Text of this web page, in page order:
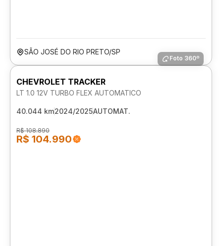
SÃO JOSÉ DO RIO PRETO/SP
Foto 360º
CHEVROLET TRACKER
LT 1.0 12V TURBO FLEX AUTOMATICO
40.044 km2024/2025AUTOMAT.
R$ 108.890
R$ 104.990